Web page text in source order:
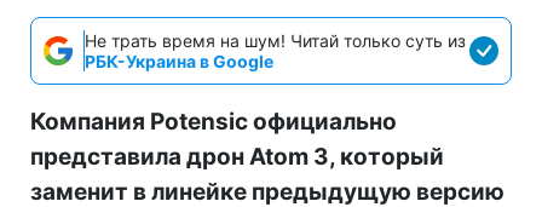
Не трать время на шум! Читай только суть из
РБК-Украина в Google
Компания Potensic официально
представила дрон Atom 3, который
заменит в линейке предыдущую версию